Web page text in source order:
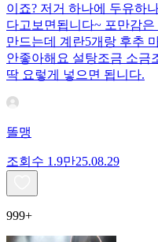
이죠? 저거 하나에 두유하
다고보면됩니다~ 포만감
만드는데 계란5개랑 후추
안좋아해요 설탕조금 소금
딱 요렇게 넣으면 됩니다.
똘맹
조회수 1.9만25.08.29
999+